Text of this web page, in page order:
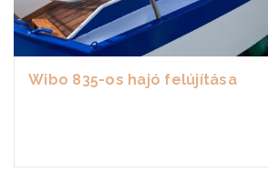
Wibo 835-os hajó felújítása